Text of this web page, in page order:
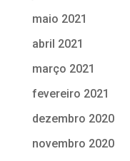
maio 2021
abril 2021
março 2021
fevereiro 2021
dezembro 2020
novembro 2020